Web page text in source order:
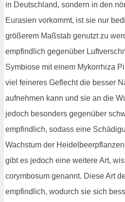
in Deutschland, sondern in den
Eurasien vorkommt, ist sie nur
größerem Maßstab genutzt zu
empfindlich gegenüber
Symbiose mit einem Mykorrhiza
viel feineres Geflecht die besser
aufnehmen kann und sie an die
jedoch besonders gegenüber
empfindlich, sodass eine
Wachstum der
gibt es jedoch eine weitere Art,
corymbosum genannt. Diese Art
empfindlich, wodurch sie sich